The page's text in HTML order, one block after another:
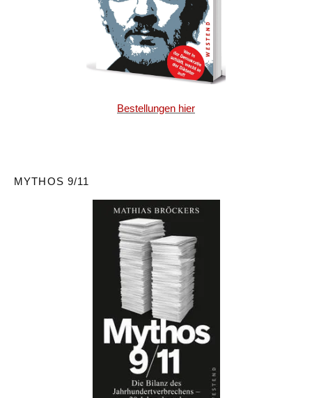
Bestellungen hier
MYTHOS 9/11